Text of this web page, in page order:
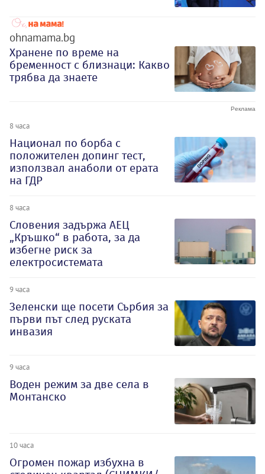
ohnamama.bg
Хранене по време на
бременност с близнаци: Какво
трябва да знаете
8 часа
Национал по борба с
положителен допинг тест,
използвал анаболи от ерата
на ГДР
8 часа
Словения задържа АЕЦ
„Кръшко“ в работа, за да
избегне риск за
електросистемата
9 часа
Зеленски ще посети Сърбия за
първи път след руската
инвазия
9 часа
Воден режим за две села в
Монтанско
10 часа
Огромен пожар избухна в